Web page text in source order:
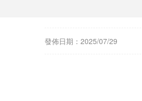
發佈日期：2025/07/29